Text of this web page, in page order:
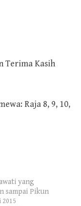
Terima Kasih
Raja 8, 9, 10,
yang
sampai Pikun
2015